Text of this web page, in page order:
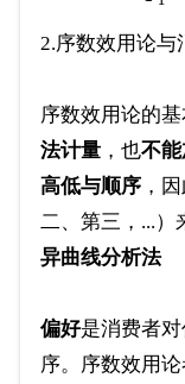
2.序数效用论与
序数效用论的
法计量，也不能
高低与顺序，因
二、第三，...）
异曲线分析法
偏好是消费者
序。序数效用